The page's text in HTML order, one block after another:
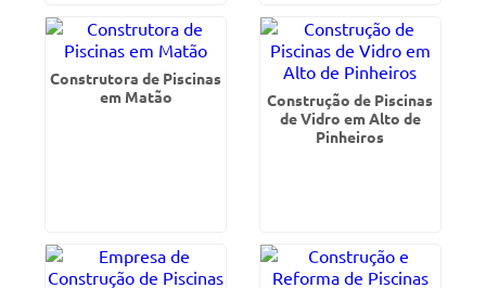
Construtora de Piscinas
em Matão
Construção de Piscinas
de Vidro em Alto de
Pinheiros